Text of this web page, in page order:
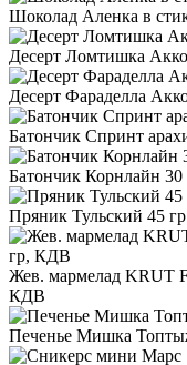
Шоколад Аленка в
Десерт Ломтишка
Десерт Фараделла
Батончик Спринт
Батончик Корнлайн
Пряник Тульский 45
Жев. мармелад KRUT
КДВ
Печенье Мишка